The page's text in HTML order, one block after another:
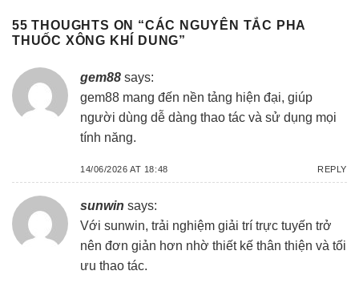
55 THOUGHTS ON “CÁC NGUYÊN TẮC PHA
THUỐC XÔNG KHÍ DUNG”
gem88 says:
gem88 mang đến nền tảng hiện đại, giúp
người dùng dễ dàng thao tác và sử dụng mọi
tính năng.
14/06/2026 AT 18:48 REPLY
sunwin says:
Với sunwin, trải nghiệm giải trí trực tuyến trở
nên đơn giản hơn nhờ thiết kế thân thiện và tối
ưu thao tác.